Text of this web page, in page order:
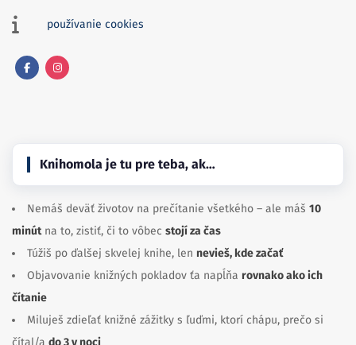
používanie cookies
Knihomola je tu pre teba, ak…
Nemáš deväť životov na prečítanie všetkého – ale máš 10
minútna to, zistiť, či to vôbec stojí za čas
Túžiš po ďalšej skvelej knihe, len nevieš, kde začať
Objavovanie knižných pokladov ťa napĺňa rovnako ako ich
čítanie
Miluješ zdieľať knižné zážitky s ľuďmi, ktorí chápu, prečo si